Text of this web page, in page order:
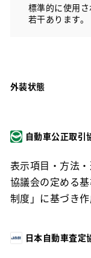
標準的に使用
若干あります。
外装状態
自動車公正取引
表示項目・方法
協議会の定める
制度」に基づき作
日本自動車査定